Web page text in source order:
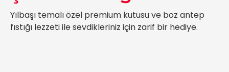
Yılbaşı temalı özel premium kutusu ve boz antep
fıstığı lezzeti ile sevdikleriniz için zarif bir hediye.